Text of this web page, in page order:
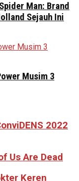
Man: Brand
Sejauh Ini
Musim 3
2022
Us Are Dead
Keren